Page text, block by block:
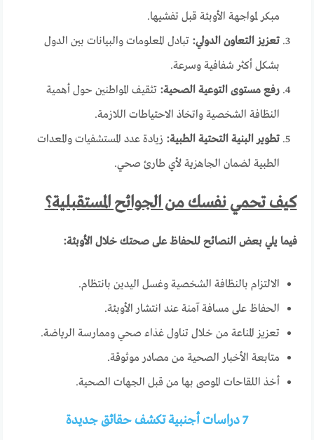
مبكر لمواجهة الأوبئة قبل تفشيها.
تعزيز التعاون الدولي: تبادل المعلومات والبيانات بين الدول
بشكل أكثر شفافية وسرعة.
رفع مستوى التوعية الصحية: تثقيف المواطنين حول أهمية
النظافة الشخصية واتخاذ الاحتياطات اللازمة.
تطوير البنية التحتية الطبية: زيادة عدد المستشفيات والمعدات
الطبية لضمان الجاهزية لأي طارئ صحي.
كيف تحمي نفسك من الجوائح المستقبلية؟
فيما يلي بعض النصائح للحفاظ على صحتك خلال الأوبئة:
الالتزام بالنظافة الشخصية وغسل اليدين بانتظام.
الحفاظ على مسافة آمنة عند انتشار الأوبئة.
تعزيز المناعة من خلال تناول غذاء صحي وممارسة الرياضة.
متابعة الأخبار الصحية من مصادر موثوقة.
أخذ اللقاحات الموصى بها من قبل الجهات الصحية.
7 دراسات أجنبية تكشف حقائق جديدة